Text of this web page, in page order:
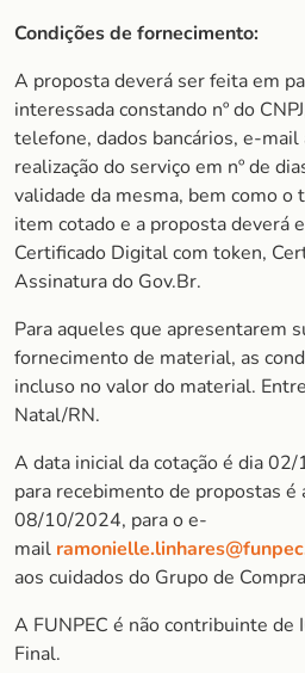
Condições de fornecimento:
A proposta deverá ser feita em
interessada constando nº do
telefone, dados bancários, e-mail
realização do serviço em nº de
validade da mesma, bem como o
item cotado e a proposta deverá
Certificado Digital com token,
Assinatura do Gov.Br.
Para aqueles que apresentarem
fornecimento de material, as
incluso no valor do material.
Natal/RN.
A data inicial da cotação é dia
para recebimento de propostas
08/10/2024, para o e-
mail
aos cuidados do Grupo de
A FUNPEC é não contribuinte de
Final.